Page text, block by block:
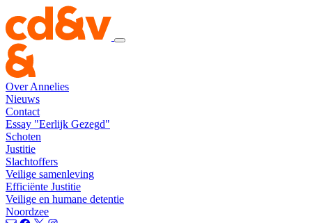
Over Annelies
Nieuws
Contact
Essay "Eerlijk Gezegd"
Schoten
Justitie
Slachtoffers
Veilige samenleving
Efficiënte Justitie
Veilige en humane detentie
Noordzee